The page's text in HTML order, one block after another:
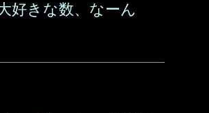
好きな数、なーん